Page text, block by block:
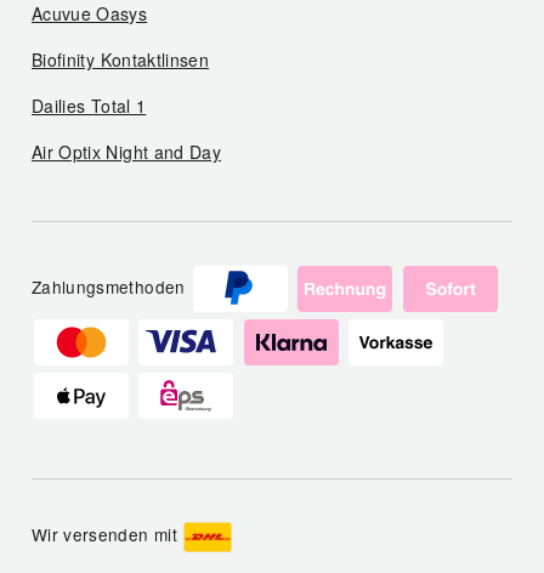
Acuvue Oasys
Biofinity Kontaktlinsen
Dailies Total 1
Air Optix Night and Day
Zahlungsmethoden
Wir versenden mit